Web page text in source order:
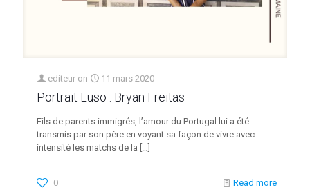
editeur on 11 mars 2020
Portrait Luso : Bryan Freitas
Fils de parents immigrés, l’amour du Portugal lui a été
transmis par son père en voyant sa façon de vivre avec
intensité les matchs de la […]
0 Read more